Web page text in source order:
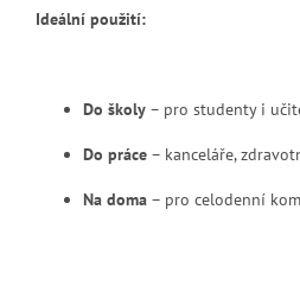
Ideální použití:
Do školy – pro studenty i
Do práce – kanceláře,
Na doma – pro celodenní